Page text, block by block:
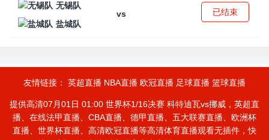
无锡队
vs
盐城队
已结束
友情链接： 英超直播 NBA直播 欧冠直播 足球直播 篮球直播
提供高清07月01日 01:00 世界杯1/16决赛 科特迪瓦vs挪威，英超直
播、在线法甲直播、CBA直播、德甲直播、五大联赛直播、欧洲杯
直播、世界杯直播、高清欧冠直播等高清体育直播观看无插件，快